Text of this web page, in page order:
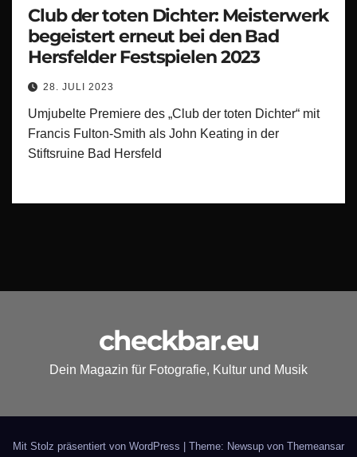
Club der toten Dichter: Meisterwerk
begeistert erneut bei den Bad
Hersfelder Festspielen 2023
28. JULI 2023
Umjubelte Premiere des „Club der toten Dichter“ mit
Francis Fulton-Smith als John Keating in der
Stiftsruine Bad Hersfeld
checkbar.eu
Dein Magazin für Fotografie, Kultur und Musik
Mit Stolz präsentiert von WordPress | Theme: Newsup von Themeansar